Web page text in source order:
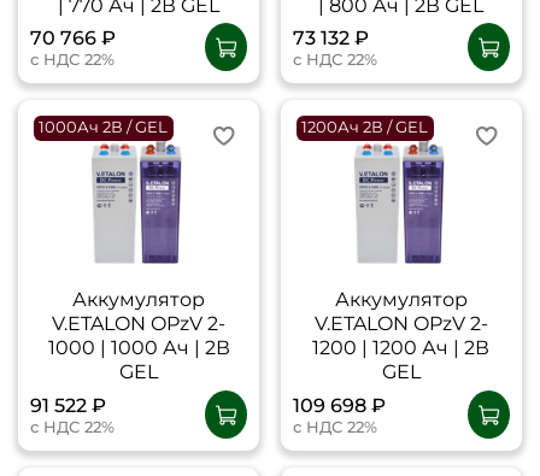
| 770 Ач | 2В GEL
70 766 ₽
с НДС 22%
| 800 Ач | 2В GEL
73 132 ₽
с НДС 22%
1000Ач 2В / GEL
Аккумулятор
V.ETALON OPzV 2-
1000 | 1000 Ач | 2В
GEL
91 522 ₽
с НДС 22%
1200Ач 2В / GEL
Аккумулятор
V.ETALON OPzV 2-
1200 | 1200 Ач | 2В
GEL
109 698 ₽
с НДС 22%